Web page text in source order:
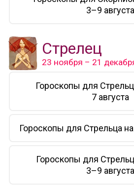
3–9 августа
Стрелец
23 ноября – 21
Гороскопы для
7 августа
Гороскопы для Стрельца на
Гороскопы для
3–9 августа